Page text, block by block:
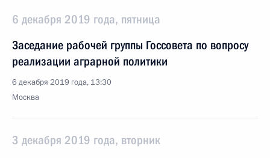
6 декабря 2019 года, пятница
Заседание рабочей группы Госсовета по вопросу
реализации аграрной политики
6 декабря 2019 года, 13:30
Москва
3 декабря 2019 года, вторник